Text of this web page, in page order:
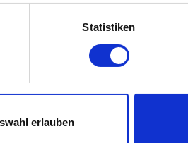
welche bis auf einige Meter
Merkmalen (Fingerprinting)
verarbeitet werden, und legen Sie
funktionieren, andere sind
der Seite für dich
Media-Kanäle etwas
Statistiken
erlauben
DLSS Frame-Generierung?
Overdrive-Modus –
von Spielinhalten sind
ob Cyberpunk 2077